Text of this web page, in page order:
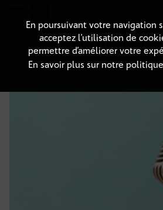
DÉTAILS DE
15 mars 2025à 11h59 , durée : Invalid date
En poursuivant votre navigation
acceptez l’utilisation de
permettre d’améliorer votre
En savoir plus sur notre